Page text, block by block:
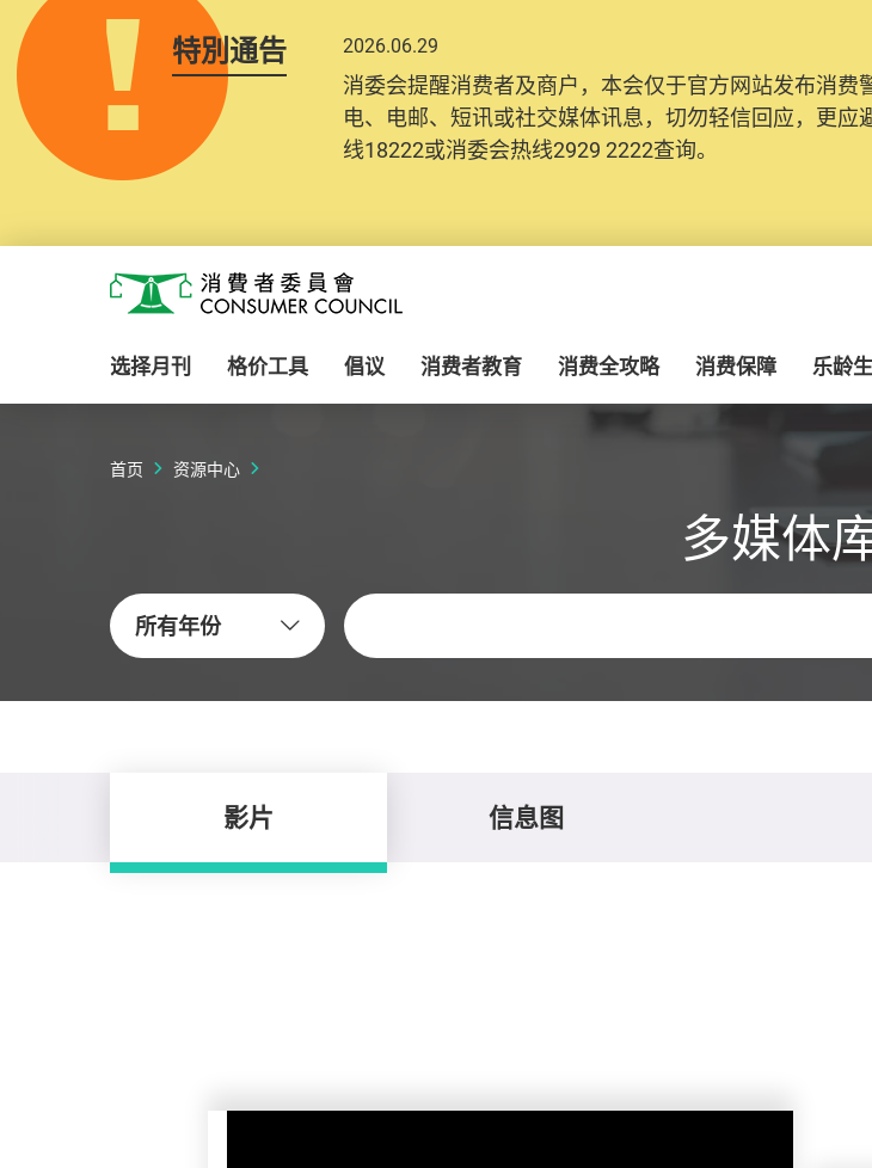
特別通告 2026.06.29
消委会提醒消费者及商户，本会仅于官方网站发布消
电、电邮、短讯或社交媒体讯息，切勿轻信回应，更
线18222或消委会热线2929 2222查询。
2025.10.31
为提升使用者体验及网络安全，本会的投诉处理系统
消费者需要提供基本联络资料（包括姓名、电邮及电
纪录将清晰整合于帐户中，方便日后作出跟进。
消费者委员会
选择月刊 格价工具 倡议 消费者教育 消费全攻略 消费保障 乐龄
首页 资源中心
多媒体
所有年份
关键字
影片 信息图